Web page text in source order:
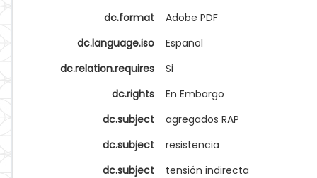
dc.format
Adobe PDF
dc.language.iso
Español
dc.relation.requires
Si
dc.rights
En Embargo
dc.subject
agregados RAP
dc.subject
resistencia
dc.subject
tensión indirecta